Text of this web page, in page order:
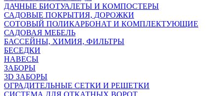
ДАЧНЫЕ БИОТУАЛЕТЫ И КОМПОСТЕРЫ
САДОВЫЕ ПОКРЫТИЯ, ДОРОЖКИ
СОТОВЫЙ ПОЛИКАРБОНАТ И КОМПЛЕКТУЮЩИЕ
САДОВАЯ МЕБЕЛЬ
БАССЕЙНЫ, ХИМИЯ, ФИЛЬТРЫ
БЕСЕДКИ
НАВЕСЫ
ЗАБОРЫ
3D ЗАБОРЫ
ОГРАДИТЕЛЬНЫЕ СЕТКИ И РЕШЕТКИ
СИСТЕМА ДЛЯ ОТКАТНЫХ ВОРОТ